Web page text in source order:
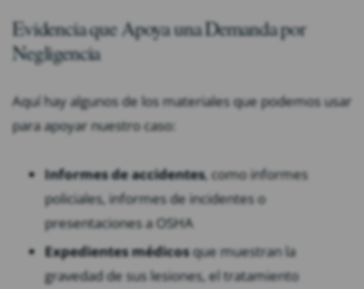
Evidencia que Apoya una Demanda por
Negligencia
Aquí hay algunos de los materiales que podemos usar
para apoyar nuestro caso:
Informes de accidentes, como informes
policiales, informes de incidentes o
presentaciones a OSHA
Expedientes médicosque muestran la
gravedad de sus lesiones, el tratamiento